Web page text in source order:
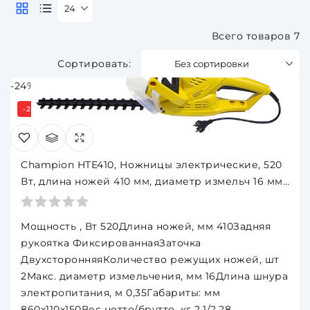
Без сортировки
Всего товаров 7
24
-24%
-24% Под заказ 3 дня
Champion HTE410, Ножницы электрические, 520
Вт, длина ножей 410 мм, диаметр измельч 16 мм,
2,1 кг
Мощность , Вт 520Длина ножей, мм 410Задняя
рукоятка ФиксированнаяЗаточка
ДвухсторонняяКоличество режущих ножей, шт
2Макс. диаметр измельчения, мм 16Длина шнура
электропитания, м 0,35Габариты: мм